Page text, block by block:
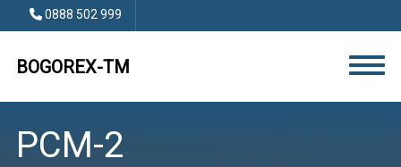
0888 502 999
BOGOREX-TM
PCM-2